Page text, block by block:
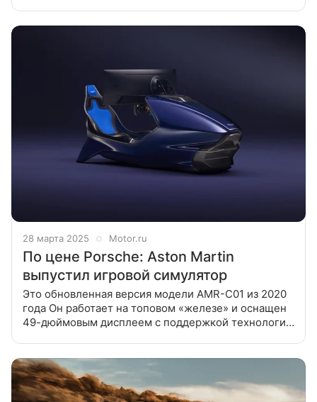
28 марта 2025 Motor.ru
По цене Porsche: Aston Martin
выпустил игровой симулятор
Это обновленная версия модели AMR-C01 из 2020
года Он работает на топовом «железе» и оснащен
49-дюймовым дисплеем с поддержкой технологии